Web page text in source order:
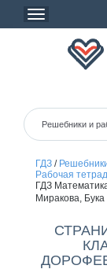
ГДЗ/
Рабочая
ГДЗ
Миракова,